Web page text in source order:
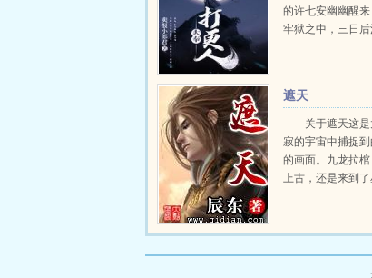
的许七安幽幽醒
牢狱之中，三日
遮天
关于遮天这
寂的宇宙中捕捉
的画面。九龙拉
上古，还是来到
瀚海汹涌，欲望